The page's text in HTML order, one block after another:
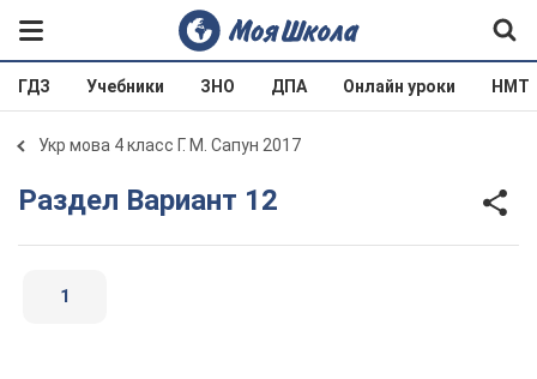
ГДЗ Учебники ЗНО ДПА Онлайн уроки НМТ
Укр мова 4 класс Г. М. Сапун 2017
Раздел Вариант 12
1